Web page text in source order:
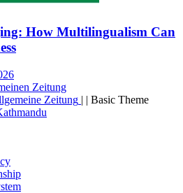
How Multilingualism Can
Zeitung | | Basic Theme